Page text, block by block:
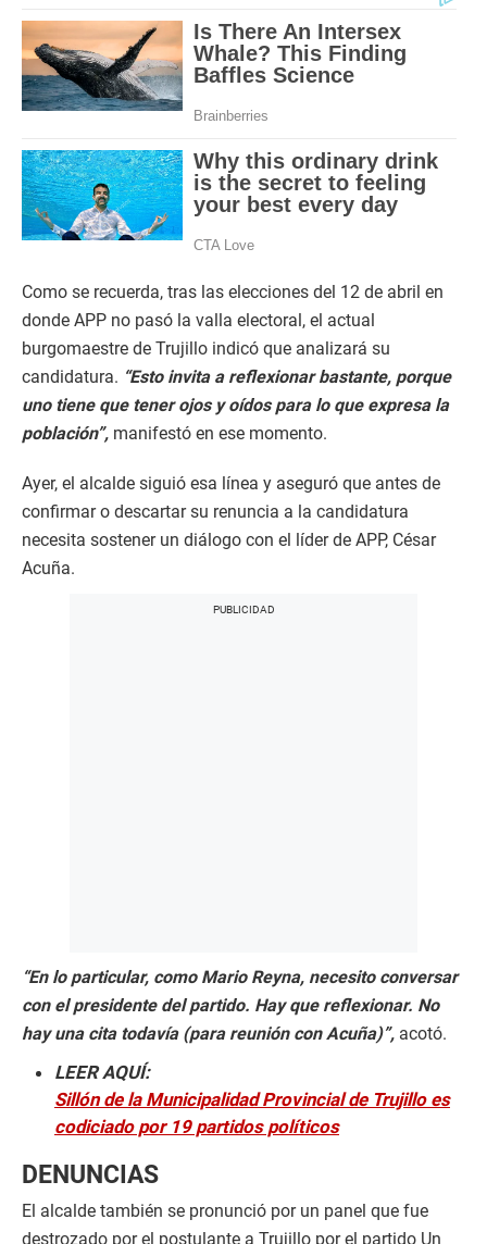
Como se recuerda, tras las elecciones del 12 de abril en
donde APP no pasó la valla electoral, el actual
burgomaestre de Trujillo indicó que analizará su
candidatura. “Esto invita a reflexionar bastante, porque
uno tiene que tener ojos y oídos para lo que expresa la
población”, manifestó en ese momento.
Ayer, el alcalde siguió esa línea y aseguró que antes de
confirmar o descartar su renuncia a la candidatura
necesita sostener un diálogo con el líder de APP, César
Acuña.
“En lo particular, como Mario Reyna, necesito conversar
con el presidente del partido. Hay que reflexionar. No
hay una cita todavía (para reunión con Acuña)”, acotó.
LEER AQUÍ:
Sillón de la Municipalidad Provincial de Trujillo es
codiciado por 19 partidos políticos
DENUNCIAS
El alcalde también se pronunció por un panel que fue
destrozado por el postulante a Trujillo por el partido Un